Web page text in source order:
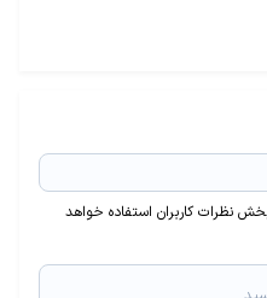
نظرات کاربران استفاده خواهد